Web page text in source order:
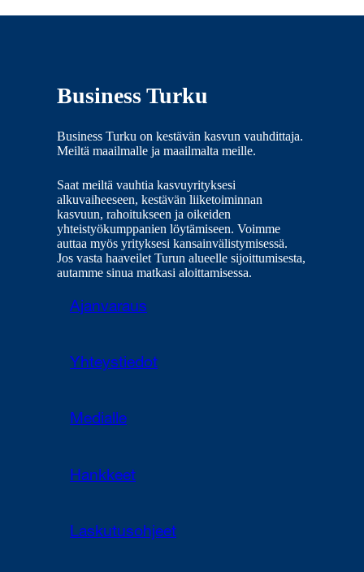
Business Turku
Business Turku on kestävän kasvun vauhdittaja.
Meiltä maailmalle ja maailmalta meille.
Saat meiltä vauhtia kasvuyrityksesi
alkuvaiheeseen, kestävän liiketoiminnan
kasvuun, rahoitukseen ja oikeiden
yhteistyökumppanien löytämiseen. Voimme
auttaa myös yrityksesi kansainvälistymisessä.
Jos vasta haaveilet Turun alueelle sijoittumisesta,
autamme sinua matkasi aloittamisessa.
Ajanvaraus
Yhteystiedot
Medialle
Hankkeet
Laskutusohjeet